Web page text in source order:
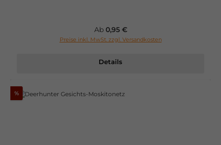
Regulärer Preis:
Ab 0,95 €
Preise inkl. MwSt. zzgl. Versandkosten
Details
%